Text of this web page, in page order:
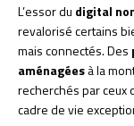
L’essor du digital
revalorisé certains
mais connectés. Des
aménagéesà la
recherchés par ceux
cadre de vie